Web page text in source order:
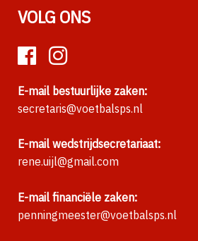
VOLG ONS
E-mail bestuurlijke zaken:
secretaris@voetbalsps.nl
E-mail wedstrijdsecretariaat:
rene.uijl@gmail.com
E-mail financiële zaken:
penningmeester@voetbalsps.nl